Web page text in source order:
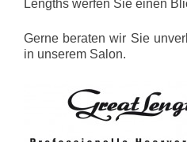
Lengths werfen Sie einen
Gerne beraten wir Sie
in unserem Salon.